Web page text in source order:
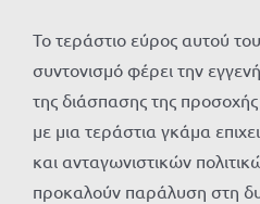
Το τεράστιο εύρος αυτού
συντονισμό φέρει την
της διάσπασης της
με μια τεράστια γκάμα
και ανταγωνιστικών
προκαλούν παράλυση στη